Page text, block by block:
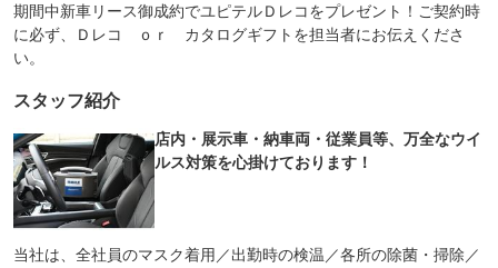
期間中新車リース御成約でユピテルＤレコをプレゼント！ご契約時
に必ず、Ｄレコ ｏｒ カタログギフトを担当者にお伝えくださ
い。
スタッフ紹介
店内・展示車・納車両・従業員等、万全なウイ
ルス対策を心掛けております！
当社は、全社員のマスク着用／出勤時の検温／各所の除菌・掃除／